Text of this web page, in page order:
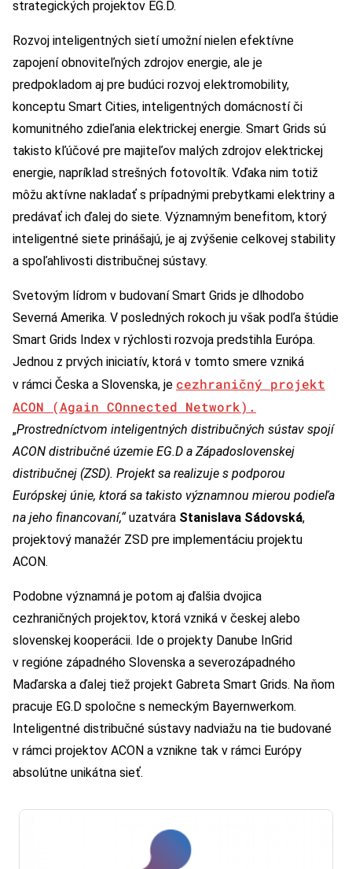
strategických projektov EG.D.
Rozvoj inteligentných sietí umožní nielen efektívne
zapojení obnoviteľných zdrojov energie, ale je
predpokladom aj pre budúci rozvoj elektromobility,
konceptu Smart Cities, inteligentných domácností či
komunitného zdieľania elektrickej energie. Smart Grids sú
takisto kľúčové pre majiteľov malých zdrojov elektrickej
energie, napríklad strešných fotovoltík. Vďaka nim totiž
môžu aktívne nakladať s prípadnými prebytkami elektriny a
predávať ich ďalej do siete. Významným benefitom, ktorý
inteligentné siete prinášajú, je aj zvýšenie celkovej stability
a spoľahlivosti distribučnej sústavy.
Svetovým lídrom v budovaní Smart Grids je dlhodobo
Severná Amerika. V posledných rokoch ju však podľa štúdie
Smart Grids Index v rýchlosti rozvoja predstihla Európa.
Jednou z prvých iniciatív, ktorá v tomto smere vzniká
v rámci Česka a Slovenska, je cezhraničný projekt
ACON (Again COnnected Network).
„Prostredníctvom inteligentných distribučných sústav spojí
ACON distribučné územie EG.D a Západoslovenskej
distribučnej (ZSD). Projekt sa realizuje s podporou
Európskej únie, ktorá sa takisto významnou mierou podieľa
na jeho financovaní,“uzatvára Stanislava Sádovská,
projektový manažér ZSD pre implementáciu projektu
ACON.
Podobne významná je potom aj ďalšia dvojica
cezhraničných projektov, ktorá vzniká v českej alebo
slovenskej kooperácii. Ide o projekty Danube InGrid
v regióne západného Slovenska a severozápadného
Maďarska a ďalej tiež projekt Gabreta Smart Grids. Na ňom
pracuje EG.D spoločne s nemeckým Bayernwerkom.
Inteligentné distribučné sústavy nadviažu na tie budované
v rámci projektov ACON a vznikne tak v rámci Európy
absolútne unikátna sieť.